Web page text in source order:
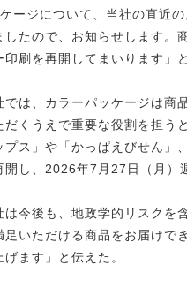
ージについて、当社の直近
したので、お知らせします。
刷を再開してまいります」
は、カラーパッケージは商
だくうえで重要な役割を担う
プス」や「かっぱえびせん
開し、2026年7月27日（月）
今後も、地政学的リスクを
足いただける商品をお届けで
ます」と伝えた。